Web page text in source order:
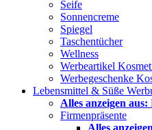
Seife
Sonnencreme
Spiegel
Taschentücher
Wellness
Werbeartikel
Werbegeschenke
Lebensmittel & Süße
Alles anzeigen aus:
Firmenpräsente
Alles